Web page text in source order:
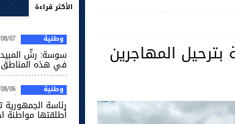
المهاجرين
الأكثر قراءة
وطنية 07
سوسة: رشّ
في هذه المناطق
وطنية 06
رئاسة الجمهورية
أطلقتها مواطنة